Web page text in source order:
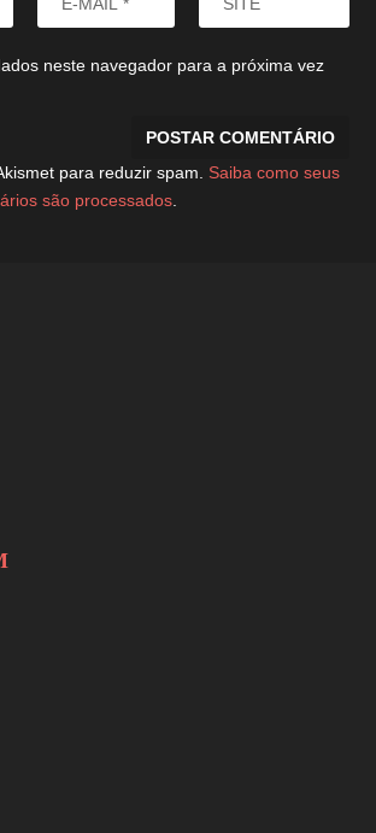
neste navegador para a próxima vez
para reduzir spam.Saiba como seus
são processados